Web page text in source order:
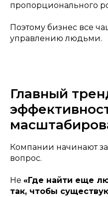
пропорционального
Поэтому бизнес все
управлению людьми.
Главный
Компании начинают
вопрос.
Не «Где найти еще
так, чтобы